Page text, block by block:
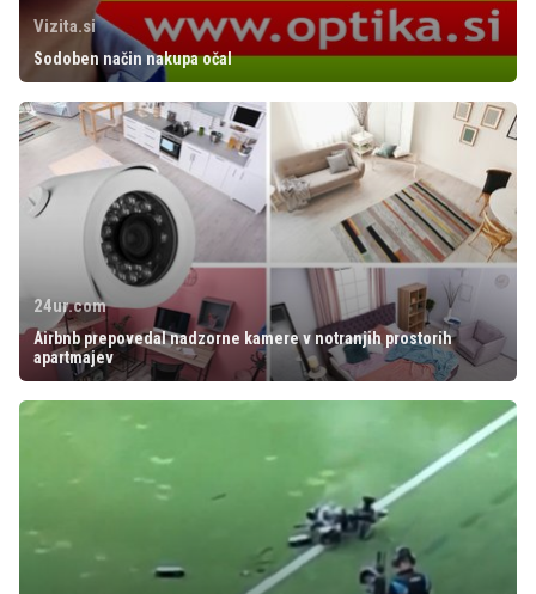
Vizita.si
Sodoben način nakupa očal
24ur.com
Airbnb prepovedal nadzorne kamere v notranjih prostorih
apartmajev